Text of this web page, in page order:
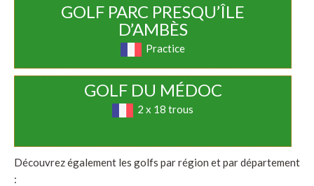
GOLF PARC PRESQU’ÎLE
D’AMBÈS
Practice
GOLF DU MÉDOC
2 x 18 trous
Découvrez également les golfs par région et par département
: